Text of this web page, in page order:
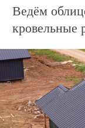
Завершенные
+7 3412 790-777
vkontakte
Ижевск, ул.
с 9:00 до 18:00
Политика
© 2014-2026 «Зеон
ВНИМАНИЕ! Данный сайт
информационный характер и
определяемой положениями
РФ.
ИП Борисова Мария
ИНН: 183208750989